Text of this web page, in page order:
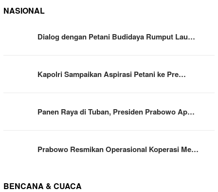
NASIONAL
Dialog dengan Petani Budidaya Rumput Lau…
Kapolri Sampaikan Aspirasi Petani ke Pre…
Panen Raya di Tuban, Presiden Prabowo Ap…
Prabowo Resmikan Operasional Koperasi Me…
BENCANA & CUACA